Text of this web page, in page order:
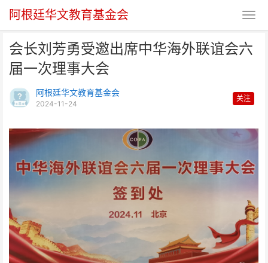
阿根廷华文教育基金会
会长刘芳勇受邀出席中华海外联谊会六
届一次理事大会
阿根廷华文教育基金会
2024-11-24
关注
会长刘芳勇受邀出席中华海外联谊
会六届一次理事大会